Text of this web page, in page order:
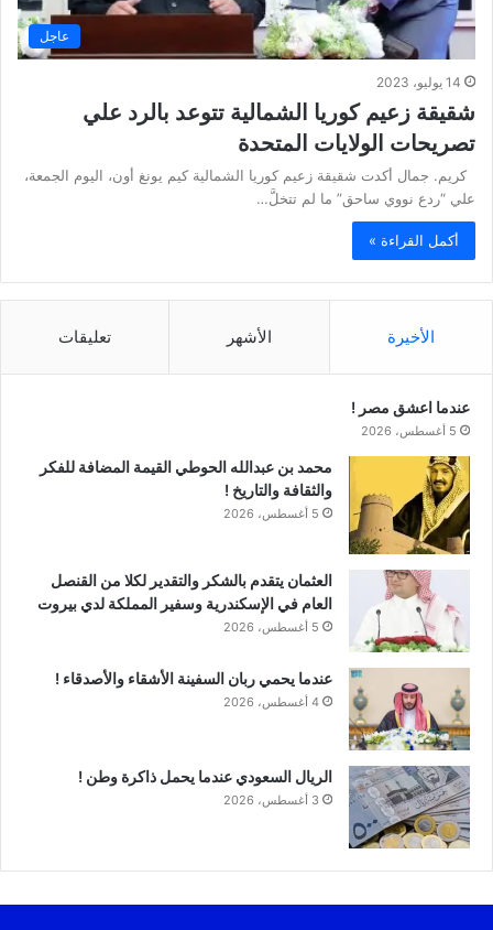
عاجل
14 يوليو، 2023
شقيقة زعيم كوريا الشمالية تتوعد بالرد علي
تصريحات الولايات المتحدة
كريم. جمال أكدت شقيقة زعيم كوريا الشمالية كيم يونغ أون، اليوم الجمعة،
علي “ردع نووي ساحق” ما لم تتخلَّ…
أكمل القراءة »
الأخيرة الأشهر تعليقات
عندما اعشق مصر !
5 أغسطس، 2026
محمد بن عبدالله الحوطي القيمة المضافة للفكر
والثقافة والتاريخ !
5 أغسطس، 2026
العثمان يتقدم بالشكر والتقدير لكلا من القنصل
العام في الإسكندرية وسفير المملكة لدي بيروت
5 أغسطس، 2026
عندما يحمي ربان السفينة الأشقاء والأصدقاء !
4 أغسطس، 2026
الريال السعودي عندما يحمل ذاكرة وطن !
3 أغسطس، 2026